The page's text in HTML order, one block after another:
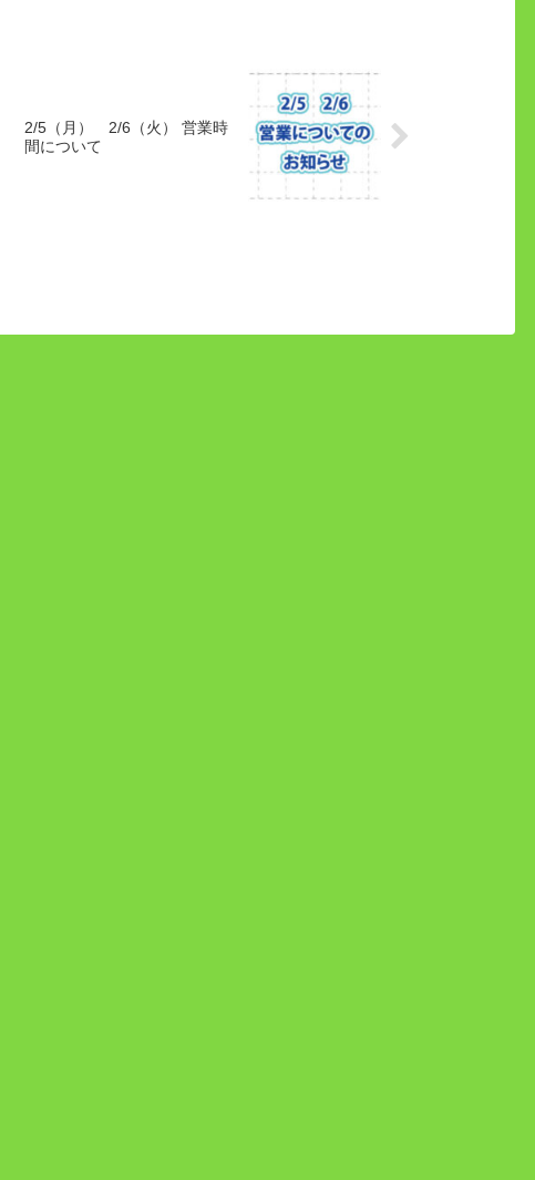
2/5（月） 2/6（火） 営業時
間について